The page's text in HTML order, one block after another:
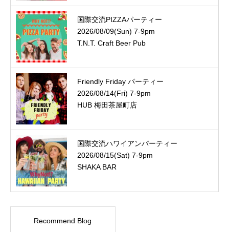
国際交流PIZZAパーティー
2026/08/09(Sun) 7-9pm
T.N.T. Craft Beer Pub
Friendly Friday パーティー
2026/08/14(Fri) 7-9pm
HUB 梅田茶屋町店
国際交流ハワイアンパーティー
2026/08/15(Sat) 7-9pm
SHAKA BAR
Recommend Blog